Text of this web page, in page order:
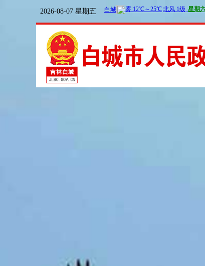
2026-08-07 星期五